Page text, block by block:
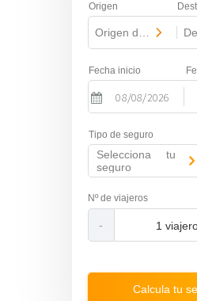
Origen
Origen del viaje
Fecha inicio
a
v
i
g
a
e
v
a
t
e
Nº de viajeros
-
Tipo de seguro
Selecciona tu
seguro
Calcula tu